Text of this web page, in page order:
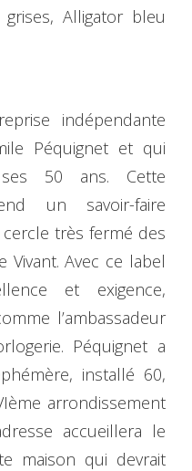
Alligator bleu
indépendante
Péquignet et qui
50 ans. Cette
un savoir-faire
cercle très fermé des
Vivant. Avec ce label
et exigence,
l’ambassadeur
Péquignet a
installé 60,
arrondissement
accueillera le
maison qui devrait